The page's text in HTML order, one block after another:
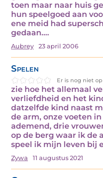
toen maar naar huis
hun speelgoed aan
ene meid had
gedaan.…
Aubrey 23 april 2006
Spelen
Er is nog niet
zie hoe het allemaal
verliefdheid en het
datzelfde kind naast
de arm, onze voeten
ademend, drie
op de berg waar ik de
speel ik mijn leven bij
Zywa 11 augustus 2021